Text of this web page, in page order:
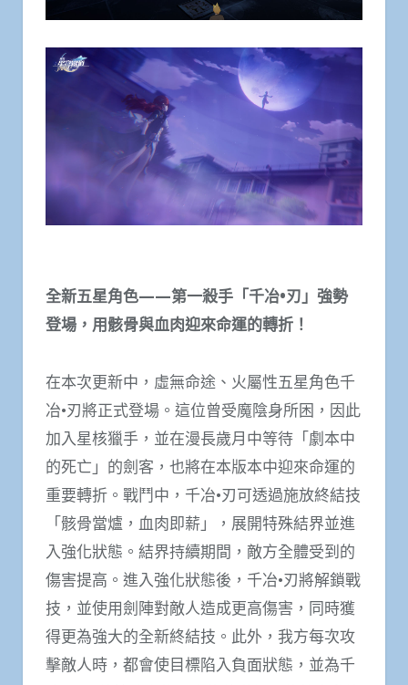
全新五星角色——第一殺手「千冶•刃」強勢
登場，用骸骨與血肉迎來命運的轉折！
在本次更新中，虛無命途、火屬性五星角色千
冶•刃將正式登場。這位曾受魔陰身所困，因此
加入星核獵手，並在漫長歲月中等待「劇本中
的死亡」的劍客，也將在本版本中迎來命運的
重要轉折。戰鬥中，千冶•刃可透過施放終結技
「骸骨當爐，血肉即薪」，展開特殊結界並進
入強化狀態。結界持續期間，敵方全體受到的
傷害提高。進入強化狀態後，千冶•刃將解鎖戰
技，並使用劍陣對敵人造成更高傷害，同時獲
得更為強大的全新終結技。此外，我方每次攻
擊敵人時，都會使目標陷入負面狀態，並為千